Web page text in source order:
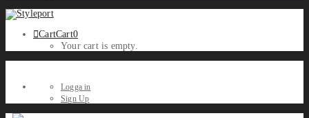
CartCart0
Your cart is empty.
Logga in
Sign Up